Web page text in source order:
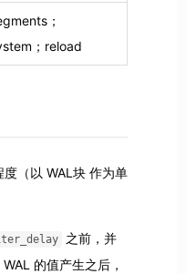
；
；reload
（以 WAL块 作为单
之前，并
WAL 的值产生之后，